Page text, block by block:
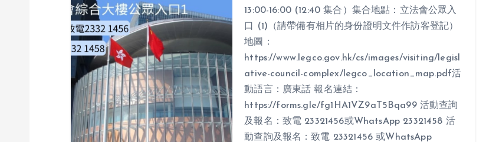
13:00-16:00 (12:40 集合）集合地點：立法會公眾入
口 (1)（請帶備有相片的身份證明文件作訪客登記）
地圖：
https://www.legco.gov.hk/cs/images/visiting/legisl
ative-council-complex/legco_location_map.pdf活
動語言：廣東話 報名連結：
https://forms.gle/fg1HA1VZ9aT5Bqa99 活動查詢
及報名：致電 23321456或WhatsApp 23321458 活
動查詢及報名：致電 23321456 或WhatsApp